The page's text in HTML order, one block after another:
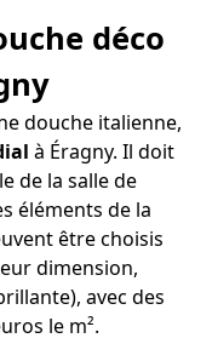
déco
douche italienne,
à Éragny. Il doit
de la salle de
éléments de la
être choisis
dimension,
avec des
le m².